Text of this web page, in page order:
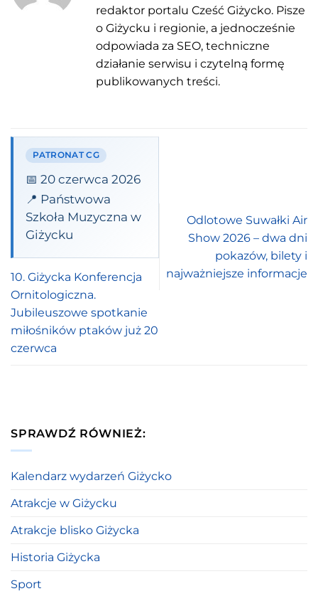
redaktor portalu Cześć Giżycko. Pisze
o Giżycku i regionie, a jednocześnie
odpowiada za SEO, techniczne
działanie serwisu i czytelną formę
publikowanych treści.
PATRONAT CG
📅 20 czerwca 2026
📍 Państwowa
Szkoła Muzyczna w
Giżycku
10. Giżycka Konferencja
Ornitologiczna.
Jubileuszowe spotkanie
miłośników ptaków już 20
czerwca
Odlotowe Suwałki Air
Show 2026 – dwa dni
pokazów, bilety i
najważniejsze informacje
SPRAWDŹ RÓWNIEŻ:
Kalendarz wydarzeń Giżycko
Atrakcje w Giżycku
Atrakcje blisko Giżycka
Historia Giżycka
Sport